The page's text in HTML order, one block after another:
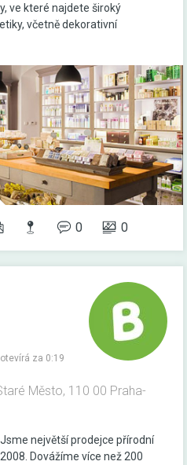
ve které najdete široký
včetně dekorativní
0 0
otevírá za 0:19
Město, 110 00 Praha-
největší prodejce přírodní
Dovážíme více než 200